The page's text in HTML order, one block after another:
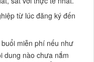
từ lúc đăng ký đến
miễn phí nếu như
dung nào chưa nắm